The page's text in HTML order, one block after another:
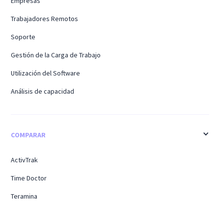
Trabajadores Remotos
Soporte
Gestión de la Carga de Trabajo
Utilización del Software
Análisis de capacidad
COMPARAR
ActivTrak
Time Doctor
Teramina